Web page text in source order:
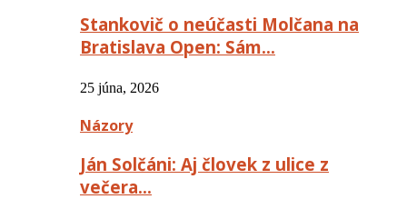
Stankovič o neúčasti Molčana na
Bratislava Open: Sám…
25 júna, 2026
Názory
Ján Solčáni: Aj človek z ulice z
večera…